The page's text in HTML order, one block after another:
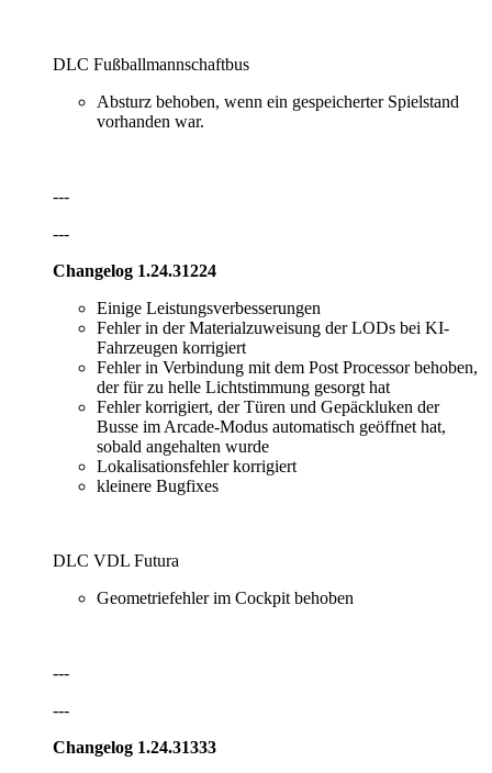
DLC Fußballmannschaftbus
Absturz behoben, wenn ein gespeicherter Spielstand
vorhanden war.
---
---
Changelog 1.24.31224
Einige Leistungsverbesserungen
Fehler in der Materialzuweisung der LODs bei KI-
Fahrzeugen korrigiert
Fehler in Verbindung mit dem Post Processor behoben,
der für zu helle Lichtstimmung gesorgt hat
Fehler korrigiert, der Türen und Gepäckluken der
Busse im Arcade-Modus automatisch geöffnet hat,
sobald angehalten wurde
Lokalisationsfehler korrigiert
kleinere Bugfixes
DLC VDL Futura
Geometriefehler im Cockpit behoben
---
---
Changelog 1.24.31333